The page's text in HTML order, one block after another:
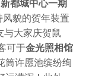
新都城中心一期
貌的贺年装置
与大家庆贺鼠
可于金光照相馆
筒许愿池缤纷绚